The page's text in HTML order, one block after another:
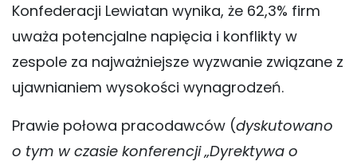
Konfederacji Lewiatan wynika, że 62,3% firm
uważa potencjalne napięcia i konflikty w
zespole za najważniejsze wyzwanie związane z
ujawnianiem wysokości wynagrodzeń.
Prawie połowa pracodawców (dyskutowano
o tym w czasie konferencji „Dyrektywa o